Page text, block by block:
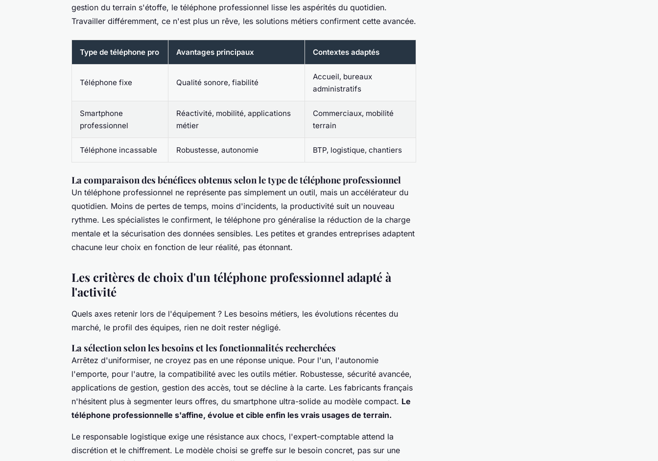
gestion du terrain s'étoffe, le téléphone professionnel lisse les aspérités du quotidien.
Travailler différemment, ce n'est plus un rêve, les solutions métiers confirment cette avancée.
Type de téléphone pro Avantages principaux Contextes adaptés
Téléphone fixe Qualité sonore, fiabilité
Accueil, bureaux
administratifs
Smartphone
professionnel
Réactivité, mobilité, applications
métier
Commerciaux, mobilité
terrain
Téléphone incassable Robustesse, autonomie BTP, logistique, chantiers
La comparaison des bénéfices obtenus selon le type de téléphone professionnel
Un téléphone professionnel ne représente pas simplement un outil, mais un accélérateur du
quotidien. Moins de pertes de temps, moins d'incidents, la productivité suit un nouveau
rythme. Les spécialistes le confirment, le téléphone pro généralise la réduction de la charge
mentale et la sécurisation des données sensibles. Les petites et grandes entreprises adaptent
chacune leur choix en fonction de leur réalité, pas étonnant.
Les critères de choix d'un téléphone professionnel adapté à
l'activité
Quels axes retenir lors de l'équipement ? Les besoins métiers, les évolutions récentes du
marché, le profil des équipes, rien ne doit rester négligé.
La sélection selon les besoins et les fonctionnalités recherchées
Arrêtez d'uniformiser, ne croyez pas en une réponse unique. Pour l'un, l'autonomie
l'emporte, pour l'autre, la compatibilité avec les outils métier. Robustesse, sécurité avancée,
applications de gestion, gestion des accès, tout se décline à la carte. Les fabricants français
n'hésitent plus à segmenter leurs offres, du smartphone ultra-solide au modèle compact. Le
téléphone professionnelle s'affine, évolue et cible enfin les vrais usages de terrain.
Le responsable logistique exige une résistance aux chocs, l'expert-comptable attend la
discrétion et le chiffrement. Le modèle choisi se greffe sur le besoin concret, pas sur une